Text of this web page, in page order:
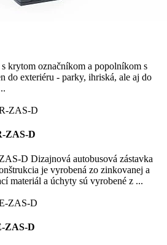
krytom označníkom a popolníkom s
do exteriéru - parky, ihriská, ale aj do
ZAS-D
D Dizajnová autobusová zástavka
je vyrobená zo zinkovanej a
materiál a úchyty sú vyrobené z ...
ZAS-D